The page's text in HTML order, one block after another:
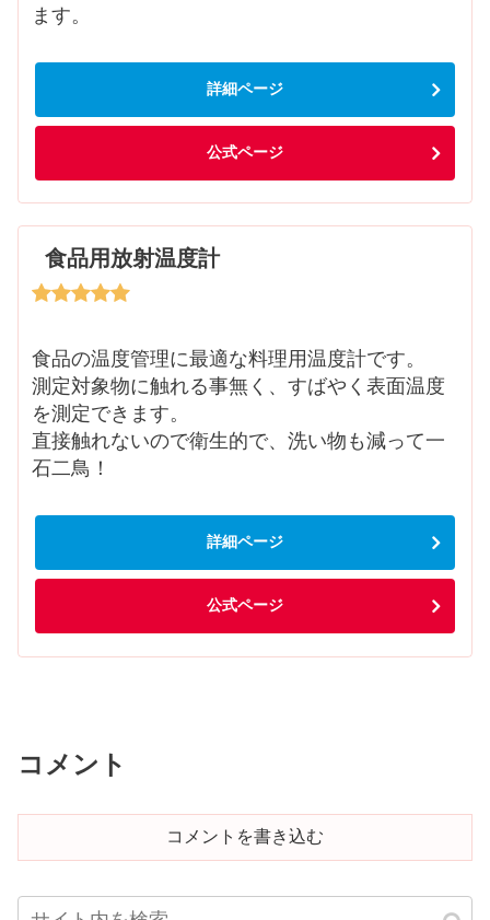
ます。
詳細ページ
公式ページ
食品用放射温度計
食品の温度管理に最適な料理用温度計です。
測定対象物に触れる事無く、すばやく表面温度
を測定できます。
直接触れないので衛生的で、洗い物も減って一
石二鳥！
詳細ページ
公式ページ
コメント
コメントを書き込む